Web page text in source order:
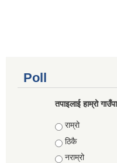
Poll
तपाइलाई हाम्रो
Choices
राम्रो
ठिकै
नराम्रो